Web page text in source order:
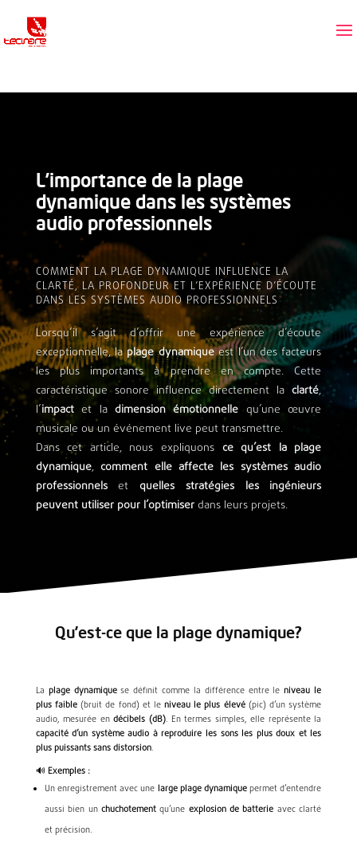
L’importance de la plage
dynamique dans les systèmes
audio professionnels
COMMENT LA PLAGE DYNAMIQUE INFLUENCE LA
CLARTÉ, LA PROFONDEUR ET L’EXPÉRIENCE D’ÉCOUTE
DANS LES SYSTÈMES AUDIO PROFESSIONNELS
Lorsqu’il s’agit d’offrir une expérience d’écoute
exceptionnelle, laplage dynamiqueest l’un des facteurs
les plus importants à prendre en compte. Cette
caractéristique sonore influence directement laclarté,
l’impactet la dimension émotionnelle qu’une œuvre
musicale ou un événement live peut transmettre.
Dans cet article, nous expliquons ce qu’est la plage
dynamique,comment elle affecte les systèmes audio
professionnelsetquelles stratégies les ingénieurs
peuvent utiliser pour l’optimiserdans leurs projets.
Qu’est-ce que la plage dynamique?
La plage dynamiquese définit comme la différence entre leniveau le
plus faible(bruit de fond) et leniveau le plus élevé(pic) d’un système
audio, mesurée endécibels (dB). En termes simples, elle représente la
capacité d’un système audio à reproduire les sons les plus doux et les
plus puissants sans distorsion.
🔊 Exemples :
Un enregistrement avec une large plage dynamiquepermet d’entendre
aussi bien un chuchotementqu’une explosion de batterie avec clarté
et précision.